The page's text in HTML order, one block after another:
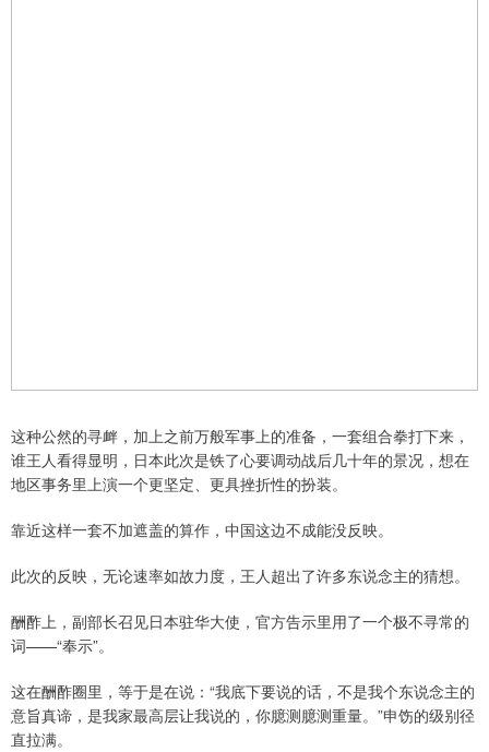
这种公然的寻衅，加上之前万般军事上的准备，一套组合拳打下来，
谁王人看得显明，日本此次是铁了心要调动战后几十年的景况，想在
地区事务里上演一个更坚定、更具挫折性的扮装。
靠近这样一套不加遮盖的算作，中国这边不成能没反映。
此次的反映，无论速率如故力度，王人超出了许多东说念主的猜想。
酬酢上，副部长召见日本驻华大使，官方告示里用了一个极不寻常的
词——“奉示”。
这在酬酢圈里，等于是在说：“我底下要说的话，不是我个东说念主的
意旨真谛，是我家最高层让我说的，你臆测臆测重量。”申饬的级别径
直拉满。